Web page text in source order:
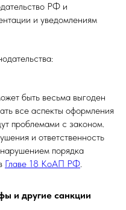
РФ и
и уведомлениям
быть весьма выгоден
все аспекты оформления
проблемами с законом.
и ответственность
порядка
Главе 18 КоАП РФ.
и другие санкции